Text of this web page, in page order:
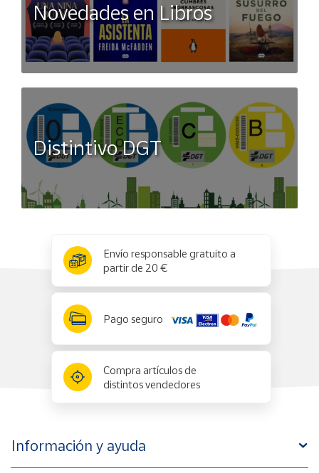
Novedades en Libros
Distintivo DGT
Envío responsable gratuito a
partir de 20 €
Pago seguro
Compra artículos de
distintos vendedores
Información y ayuda